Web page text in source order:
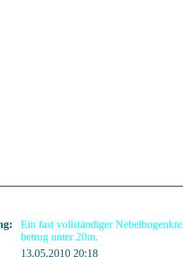
Ein fast vollständiger
betrug unter 20m.
13.05.2010 20:18